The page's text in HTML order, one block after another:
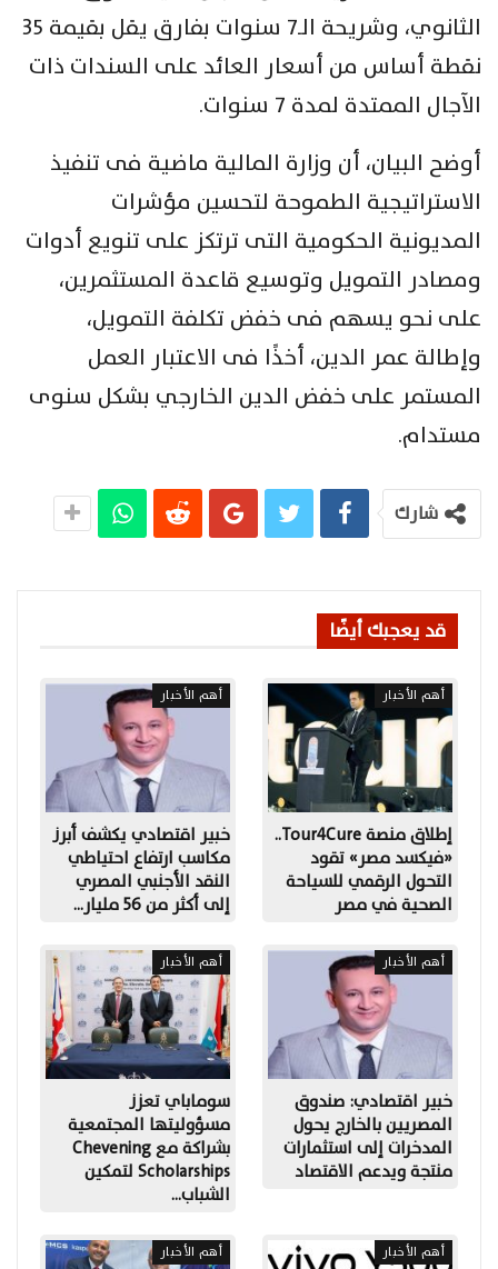
الثانوي، وشريحة الـ٧ سنوات بفارق يقل بقيمة ٣٥
نقطة أساس من أسعار العائد على السندات ذات
الآجال الممتدة لمدة ٧ سنوات.
أوضح البيان، أن وزارة المالية ماضية فى تنفيذ
الاستراتيجية الطموحة لتحسين مؤشرات
المديونية الحكومية التى ترتكز على تنويع أدوات
ومصادر التمويل وتوسيع قاعدة المستثمرين،
على نحو يسهم فى خفض تكلفة التمويل،
وإطالة عمر الدين، أخذًا فى الاعتبار العمل
المستمر على خفض الدين الخارجي بشكل سنوى
مستدام.
شارك
قد يعجبك أيضًا
أهم الأخبار
إطلاق منصة Tour4Cure..
«فيكسد مصر» تقود
التحول الرقمي للسياحة
الصحية في مصر
أهم الأخبار
خبير اقتصادي يكشف أبرز
مكاسب ارتفاع احتياطي
النقد الأجنبي المصري
إلى أكثر من 56 مليار…
أهم الأخبار
خبير اقتصادي: صندوق
المصريين بالخارج يحول
المدخرات إلى استثمارات
منتجة ويدعم الاقتصاد
أهم الأخبار
سوماباي تعزز
مسؤوليتها المجتمعية
بشراكة مع Chevening
Scholarships لتمكين
الشباب…
أهم الأخبار أهم الأخبار